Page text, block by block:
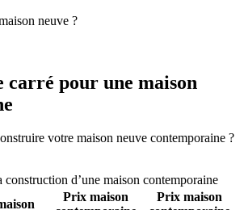
neuve ?
carré pour une maison
votre maison neuve contemporaine ?
d’une maison contemporaine
Prix maison
Prix maison